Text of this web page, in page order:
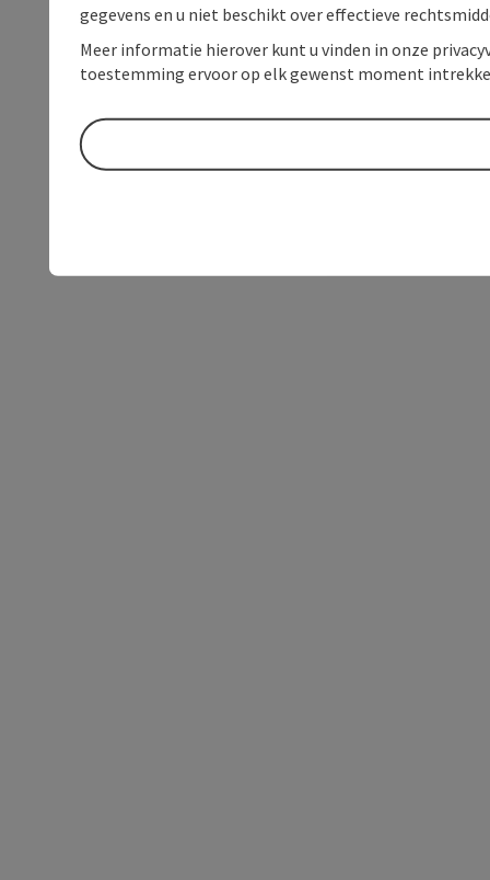
gegevens en u niet beschikt over effectieve
Meer informatie hierover kunt u vinden in onze
toestemming ervoor op elk gewenst moment